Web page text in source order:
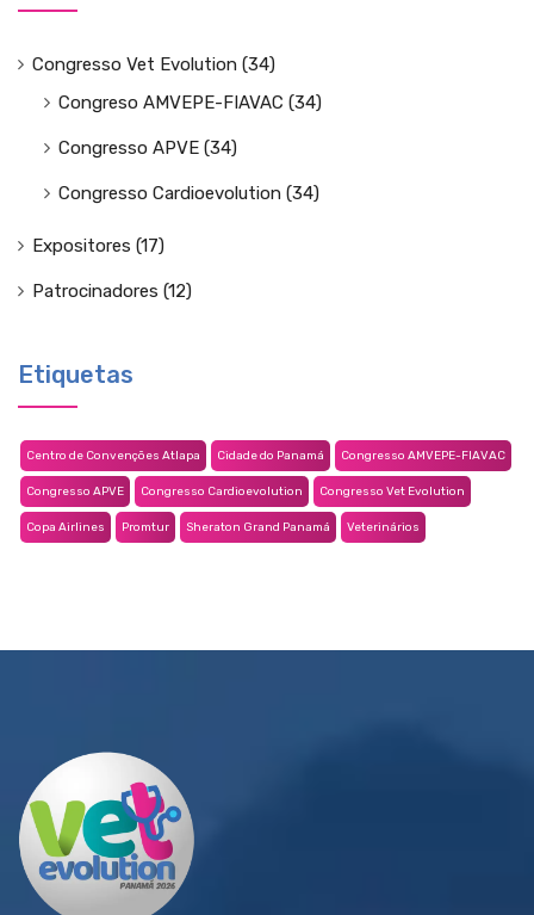
Congresso Vet Evolution (34)
Congreso AMVEPE-FIAVAC (34)
Congresso APVE (34)
Congresso Cardioevolution (34)
Expositores (17)
Patrocinadores (12)
Etiquetas
Centro de Convenções Atlapa Cidade do Panamá Congresso AMVEPE-FIAVAC
Congresso APVE Congresso Cardioevolution Congresso Vet Evolution
Copa Airlines Promtur Sheraton Grand Panamá Veterinários